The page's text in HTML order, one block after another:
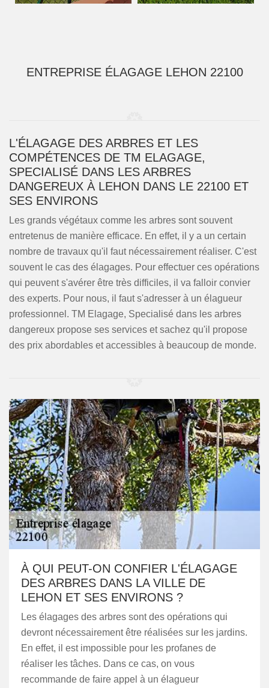
ENTREPRISE ÉLAGAGE LEHON 22100
L'ÉLAGAGE DES ARBRES ET LES
COMPÉTENCES DE TM ELAGAGE,
SPECIALISÉ DANS LES ARBRES
DANGEREUX À LEHON DANS LE 22100 ET
SES ENVIRONS
Les grands végétaux comme les arbres sont souvent
entretenus de manière efficace. En effet, il y a un certain
nombre de travaux qu'il faut nécessairement réaliser. C'est
souvent le cas des élagages. Pour effectuer ces opérations
qui peuvent s'avérer être très difficiles, il va falloir convier
des experts. Pour nous, il faut s'adresser à un élagueur
professionnel. TM Elagage, Specialisé dans les arbres
dangereux propose ses services et sachez qu'il propose
des prix abordables et accessibles à beaucoup de monde.
À QUI PEUT-ON CONFIER L'ÉLAGAGE
DES ARBRES DANS LA VILLE DE
LEHON ET SES ENVIRONS ?
Les élagages des arbres sont des opérations qui
devront nécessairement être réalisées sur les jardins.
En effet, il est impossible pour les profanes de
réaliser les tâches. Dans ce cas, on vous
recommande de faire appel à un élagueur